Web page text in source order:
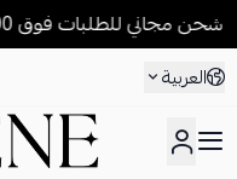
مجاني للطلبات فوق 300 ريال
العربية
SELENE